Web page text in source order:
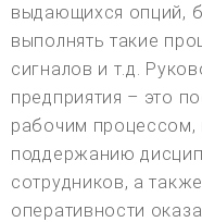
выдающихся опций,
выполнять такие
сигналов и т.д.
предприятия – это
рабочим процессом,
поддержанию
сотрудников, а
оперативности